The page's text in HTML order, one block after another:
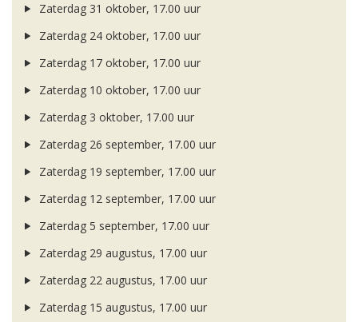
Zaterdag 31 oktober, 17.00 uur
Zaterdag 24 oktober, 17.00 uur
Zaterdag 17 oktober, 17.00 uur
Zaterdag 10 oktober, 17.00 uur
Zaterdag 3 oktober, 17.00 uur
Zaterdag 26 september, 17.00 uur
Zaterdag 19 september, 17.00 uur
Zaterdag 12 september, 17.00 uur
Zaterdag 5 september, 17.00 uur
Zaterdag 29 augustus, 17.00 uur
Zaterdag 22 augustus, 17.00 uur
Zaterdag 15 augustus, 17.00 uur